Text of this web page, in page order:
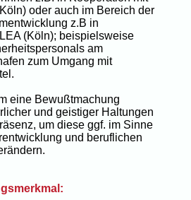
oder auch im Bereich der
z.B in
(Köln); beispielsweise
am
zum Umgang mit
eine Bewußtmachung
und geistiger Haltungen
um diese ggf. im Sinne
und beruflichen